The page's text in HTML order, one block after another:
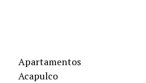
Apartamentos
Acapulco